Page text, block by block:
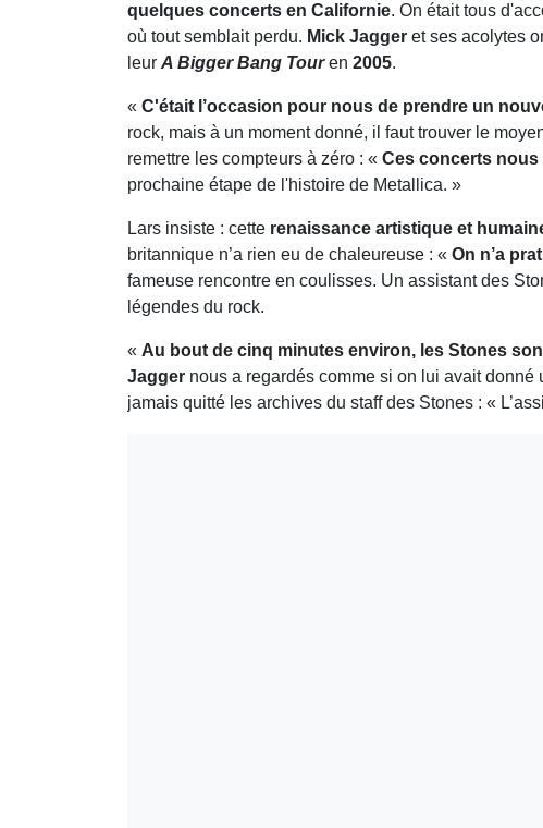
quelques concerts en Californie. On était tous
où tout semblait perdu. Mick Jagger et ses acolytes
leur A Bigger Bang Touren 2005.
« C'était l’occasion pour nous de prendre un
rock, mais à un moment donné, il faut trouver le
remettre les compteurs à zéro : « Ces concerts
prochaine étape de l'histoire de Metallica. »
Lars insiste : cette renaissance artistique et
britannique n’a rien eu de chaleureuse : « On n’a
fameuse rencontre en coulisses. Un assistant des
légendes du rock.
« Au bout de cinq minutes environ, les Stones
Jagger nous a regardés comme si on lui avait
jamais quitté les archives du staff des Stones : «